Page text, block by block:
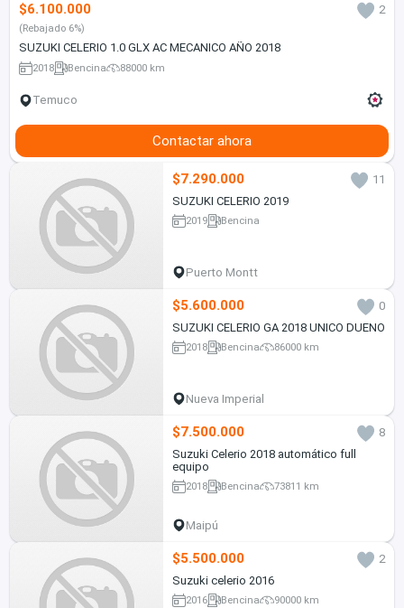
$6.100.000 2
(Rebajado 6%)
SUZUKI CELERIO 1.0 GLX AC MECANICO AÑO 2018
2018 Bencina 88000 km
Temuco
Contactar ahora
$7.290.000
11
SUZUKI CELERIO 2019
2019 Bencina
Puerto Montt
$5.600.000
0
SUZUKI CELERIO GA 2018 UNICO DUENO
2018 Bencina 86000 km
Nueva Imperial
$7.500.000
8
Suzuki Celerio 2018 automático full
equipo
2018 Bencina 73811 km
Maipú
$5.500.000
2
Suzuki celerio 2016
2016 Bencina 90000 km